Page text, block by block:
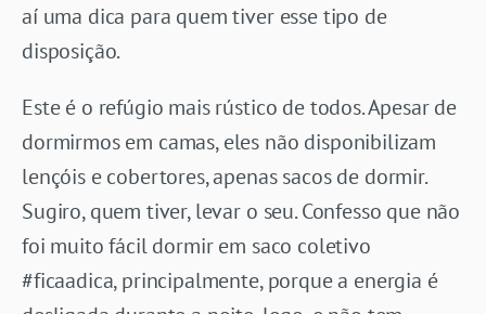
aí uma dica para quem tiver esse tipo de
disposição.
Este é o refúgio mais rústico de todos. Apesar de
dormirmos em camas, eles não disponibilizam
lençóis e cobertores, apenas sacos de dormir.
Sugiro, quem tiver, levar o seu. Confesso que não
foi muito fácil dormir em saco coletivo
#ficaadica, principalmente, porque a energia é